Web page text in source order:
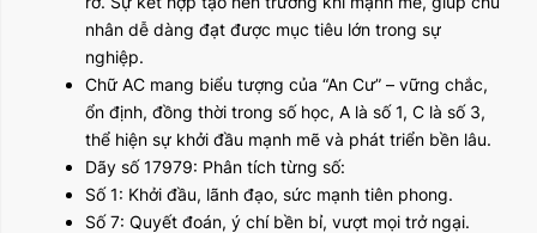
nhân dễ dàng đạt được mục tiêu lớn trong sự
nghiệp.
Chữ AC mang biểu tượng của “An Cư” – vững chắc,
ổn định, đồng thời trong số học, A là số 1, C là số 3,
thể hiện sự khởi đầu mạnh mẽ và phát triển bền lâu.
Dãy số 17979: Phân tích từng số:
Số 1: Khởi đầu, lãnh đạo, sức mạnh tiên phong.
Số 7: Quyết đoán, ý chí bền bỉ, vượt mọi trở ngại.